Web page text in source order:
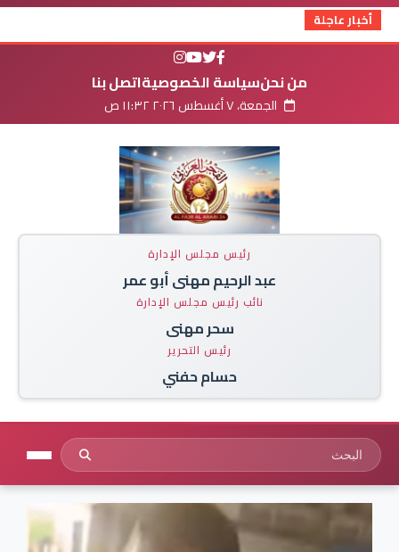
أخبار عاجلة
من نحنسياسة الخصوصيةاتصل بنا
الجمعة، ٧ أغسطس ٢٠٢٦ ١١:٣٢ ص
رئيس مجلس الإدارة
عبد الرحيم مهنى أبو عمر
نائب رئيس مجلس الإدارة
سحر مهنى
رئيس التحرير
حسام حفني